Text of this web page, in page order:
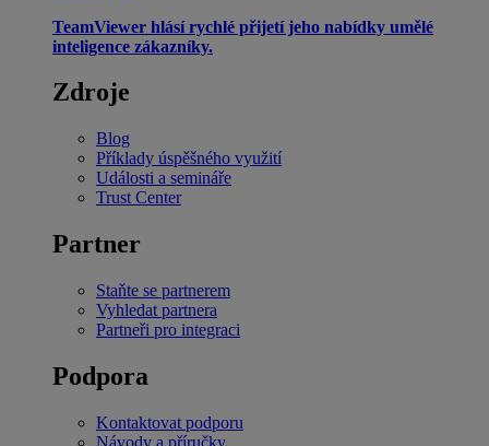
TeamViewer hlásí rychlé přijetí jeho nabídky umělé
inteligence zákazníky.
Zdroje
Blog
Příklady úspěšného využití
Události a semináře
Trust Center
Partner
Staňte se partnerem
Vyhledat partnera
Partneři pro integraci
Podpora
Kontaktovat podporu
Návody a příručky